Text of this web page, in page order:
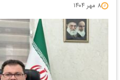
۸ مهر ۱۴۰۴